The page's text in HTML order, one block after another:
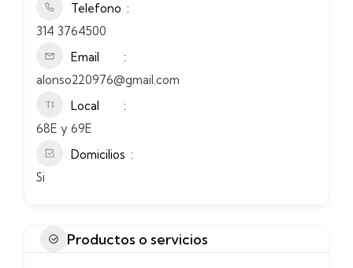
Telefono
314 3764500
Email
alonso220976@gmail.com
Local
68E y 69E
Domicilios
Si
Productos o servicios